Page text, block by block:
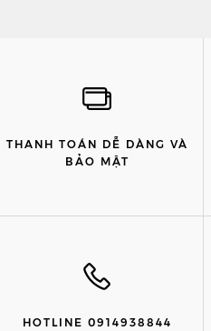
THANH TOÁN DỄ DÀNG VÀ
BẢO MẬT
HOTLINE 0914938844